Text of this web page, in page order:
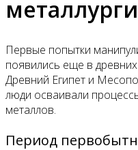
Первые попытки
появились еще в древних
Древний Египет и
люди осваивали
металлов.
Период